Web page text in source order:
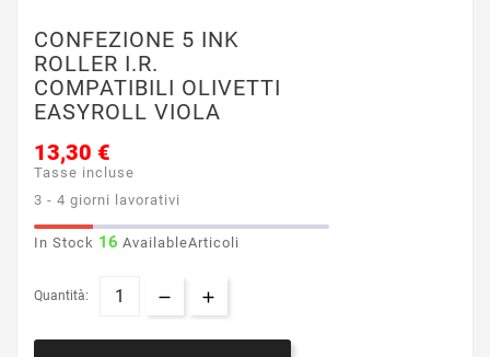
CONFEZIONE 5 INK
ROLLER I.R.
COMPATIBILI OLIVETTI
EASYROLL VIOLA
13,30 €
Tasse incluse
3 - 4 giorni lavorativi
In Stock 16 AvailableArticoli
Quantità: